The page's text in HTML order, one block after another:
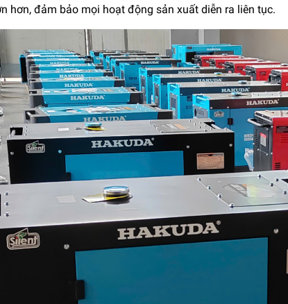
hơn, đảm bảo mọi hoạt động sản xuất diễn ra liên tục.